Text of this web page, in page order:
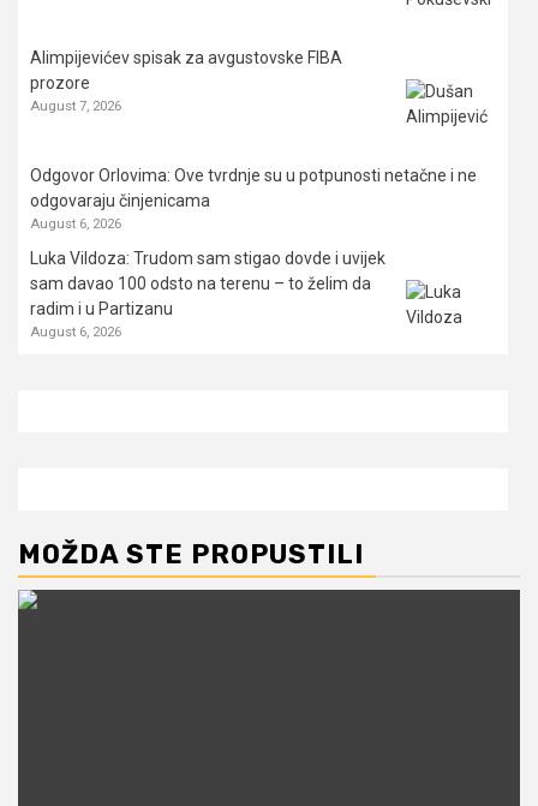
Alimpijevićev spisak za avgustovske FIBA
prozore
August 7, 2026
Odgovor Orlovima: ​Ove tvrdnje su u potpunosti netačne i ne
odgovaraju činjenicama
August 6, 2026
Luka Vildoza: Trudom sam stigao dovde i uvijek
sam davao 100 odsto na terenu – to želim da
radim i u Partizanu
August 6, 2026
MOŽDA STE PROPUSTILI